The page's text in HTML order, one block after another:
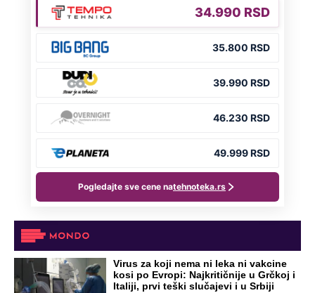
Virus za koji nema ni leka ni vakcine
kosi po Evropi: Najkritičnije u Grčkoj i
Italiji, prvi teški slučajevi i u Srbiji